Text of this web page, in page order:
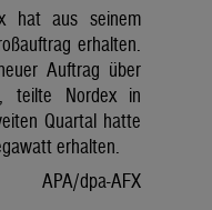
hat aus seinem
erhalten.
Auftrag über
teilte Nordex in
Quartal hatte
erhalten.
APA/dpa-AFX